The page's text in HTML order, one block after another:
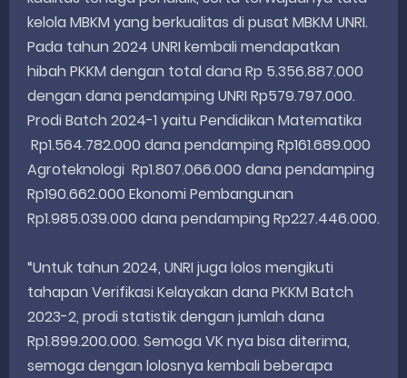
kelola MBKM yang berkualitas di pusat MBKM UNRI.
Pada tahun 2024 UNRI kembali mendapatkan
hibah PKKM dengan total dana Rp 5.356.887.000
dengan dana pendamping UNRI Rp579.797.000.
Prodi Batch 2024-1 yaitu Pendidikan Matematika
Rp1.564.782.000 dana pendamping Rp161.689.000
Agroteknologi Rp1.807.066.000 dana pendamping
Rp190.662.000 Ekonomi Pembangunan
Rp1.985.039.000 dana pendamping Rp227.446.000.
“Untuk tahun 2024, UNRI juga lolos mengikuti
tahapan Verifikasi Kelayakan dana PKKM Batch
2023-2, prodi statistik dengan jumlah dana
Rp1.899.200.000. Semoga VK nya bisa diterima,
semoga dengan lolosnya kembali beberapa